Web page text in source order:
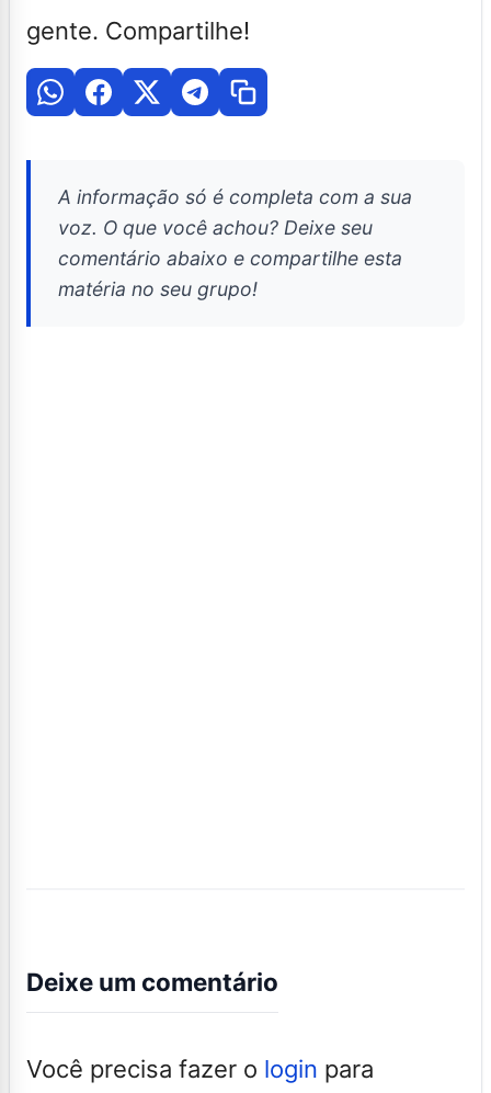
gente. Compartilhe!
A informação só é completa com a sua
voz. O que você achou? Deixe seu
comentário abaixo e compartilhe esta
matéria no seu grupo!
Deixe um comentário
Você precisa fazer o login para